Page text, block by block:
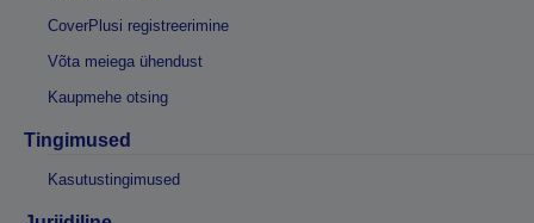
CoverPlusi registreerimine
Võta meiega ühendust
Kaupmehe otsing
Tingimused
Kasutustingimused